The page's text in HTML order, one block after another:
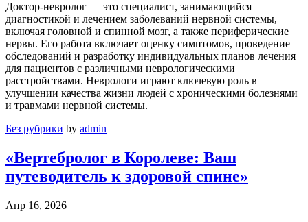
Доктор-невролог — это специалист, занимающийся
диагностикой и лечением заболеваний нервной системы,
включая головной и спинной мозг, а также периферические
нервы. Его работа включает оценку симптомов, проведение
обследований и разработку индивидуальных планов лечения
для пациентов с различными неврологическими
расстройствами. Неврологи играют ключевую роль в
улучшении качества жизни людей с хроническими болезнями
и травмами нервной системы.
Без рубрики by admin
«Вертебролог в Королеве: Ваш
путеводитель к здоровой спине»
Апр 16, 2026